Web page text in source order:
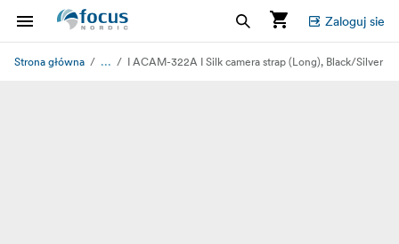
Zaloguj sie
Strona główna ... I ACAM-322A I Silk camera strap (Long), Black/Silver